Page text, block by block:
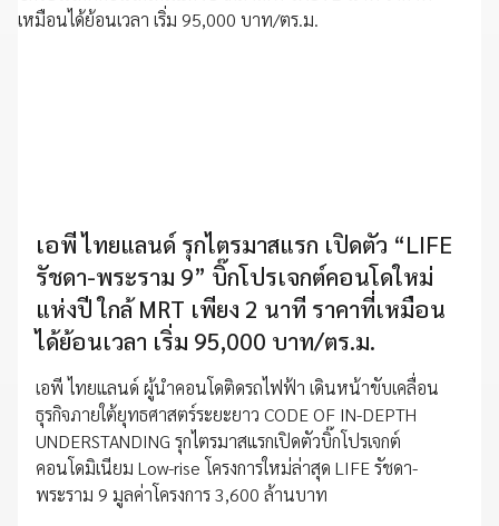
เอพี ไทยแลนด์ รุกไตรมาสแรก เปิดตัว “LIFE
รัชดา-พระราม 9” บิ๊กโปรเจกต์คอนโดใหม่
แห่งปี ใกล้ MRT เพียง 2 นาที ราคาที่เหมือน
ได้ย้อนเวลา เริ่ม 95,000 บาท/ตร.ม.
เอพี ไทยแลนด์ ผู้นำคอนโดติดรถไฟฟ้า เดินหน้าขับเคลื่อน
ธุรกิจภายใต้ยุทธศาสตร์ระยะยาว CODE OF IN-DEPTH
UNDERSTANDING รุกไตรมาสแรกเปิดตัวบิ๊กโปรเจกต์
คอนโดมิเนียม Low-rise โครงการใหม่ล่าสุด LIFE รัชดา-
พระราม 9 มูลค่าโครงการ 3,600 ล้านบาท